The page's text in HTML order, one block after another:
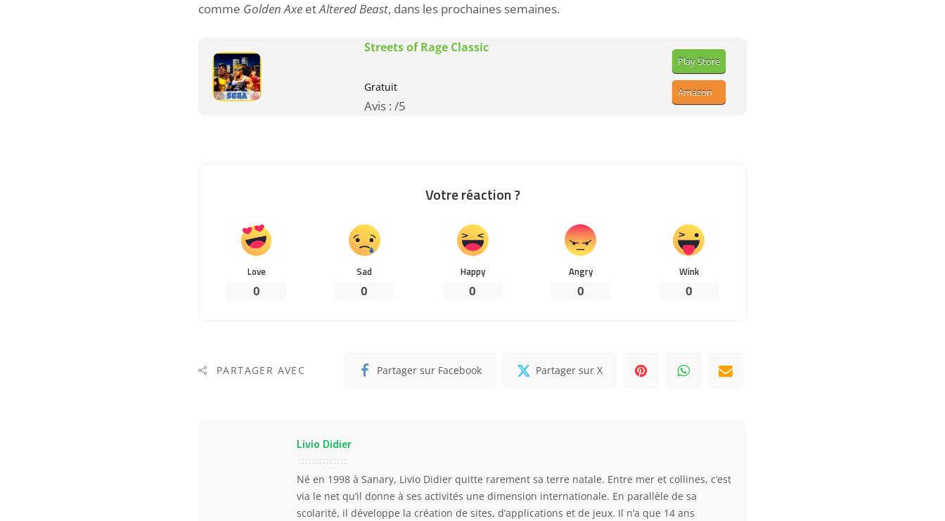
comme Golden Axe etAltered Beast, dans les prochaines semaines.
Streets of Rage Classic
Gratuit
Avis : /5
Play Store
Amazon
Votre réaction ?
Love
0
Sad
0
Happy
0
Angry
0
Wink
0
PARTAGER AVEC Partager sur Facebook Partager sur X
Livio Didier
Né en 1998 à Sanary, Livio Didier quitte rarement sa terre natale. Entre mer et collines, c’est
via le net qu’il donne à ses activités une dimension internationale. En parallèle de sa
scolarité, il développe la création de sites, d’applications et de jeux. Il n’a que 14 ans